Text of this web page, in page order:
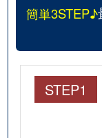
簡単3STEP♪
STEP1